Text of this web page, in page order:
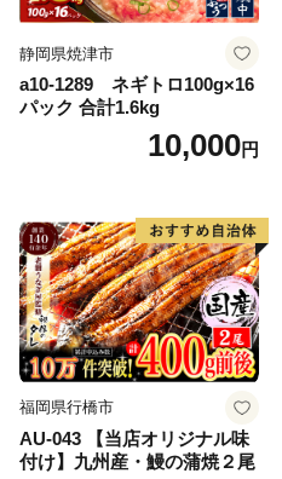
静岡県焼津市
a10-1289 ネギトロ100g×16
パック 合計1.6kg
10,000円
福岡県行橋市
AU-043 【当店オリジナル味
付け】九州産・鰻の蒲焼２尾